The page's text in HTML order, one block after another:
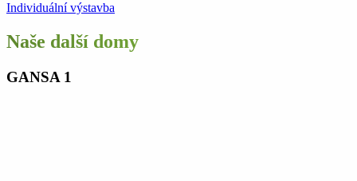
Individuální výstavba
Naše další domy
GANSA 1